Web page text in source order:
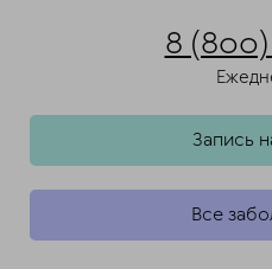
8 (800)
Запись
Все